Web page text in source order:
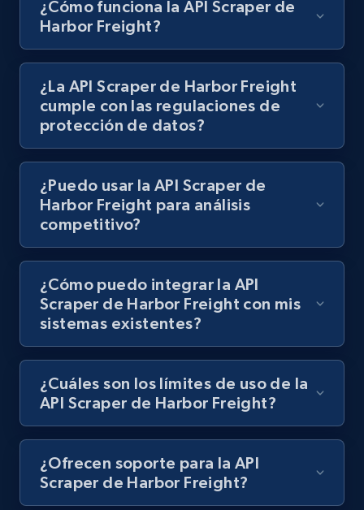
1.1K+ 149+
Lazada - Products
URL, Title, Rating, Reviews, Initial price, Final
price, Currency, Stock, and more.
991+ 165+ Prueba gratuita
keyword
URL, Title, Rating, Reviews, Initial price, Final
price, Currency, Stock, and more.
991+ 165+ Prueba gratuita
Lazada - Products - Discover products by
category URL or brand URL
URL, Title, Rating, Reviews, Initial price, Final
¿Cómo funciona la API Scraper de
Harbor Freight?
¿La API Scraper de Harbor Freight
cumple con las regulaciones de
protección de datos?
¿Puedo usar la API Scraper de
Harbor Freight para análisis
competitivo?
¿Cómo puedo integrar la API
Scraper de Harbor Freight con mis
sistemas existentes?
¿Cuáles son los límites de uso de la
API Scraper de Harbor Freight?
¿Ofrecen soporte para la API
Scraper de Harbor Freight?